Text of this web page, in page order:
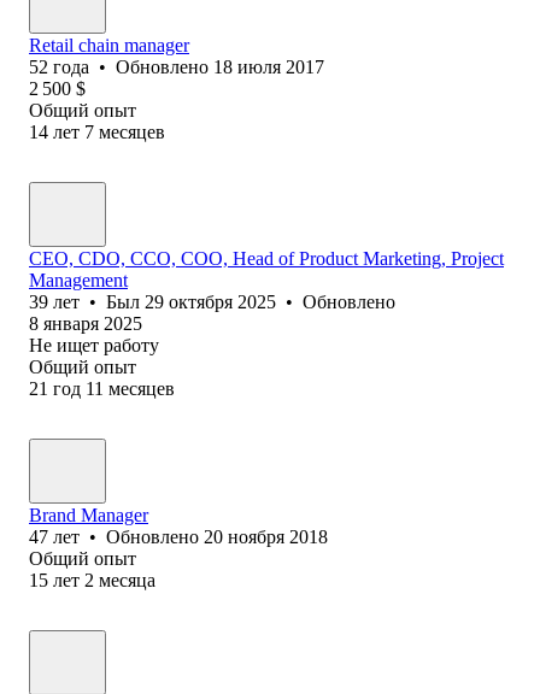
Retail chain manager
52 года • Обновлено 18 июля 2017
2 500 $
Общий опыт
14 лет 7 месяцев
CEO, CDO, CCO, COO, Head of Product Marketing, Project
Management
39 лет • Был 29 октября 2025 • Обновлено
8 января 2025
Не ищет работу
Общий опыт
21 год 11 месяцев
Brand Manager
47 лет • Обновлено 20 ноября 2018
Общий опыт
15 лет 2 месяца